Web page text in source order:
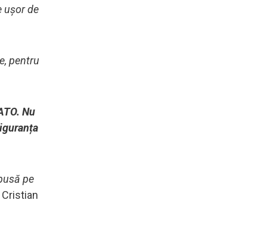
ușor de
pentru
Nu
pe
Cristian